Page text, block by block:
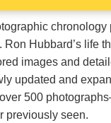
chronology
Ron Hubbard’s life
images and
updated and
500
previously seen.